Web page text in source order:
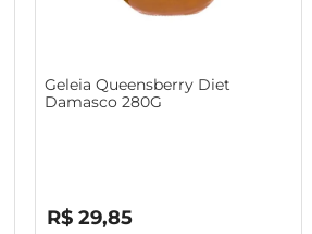
Geleia Queensberry Diet
Damasco 280G
R$ 29,85